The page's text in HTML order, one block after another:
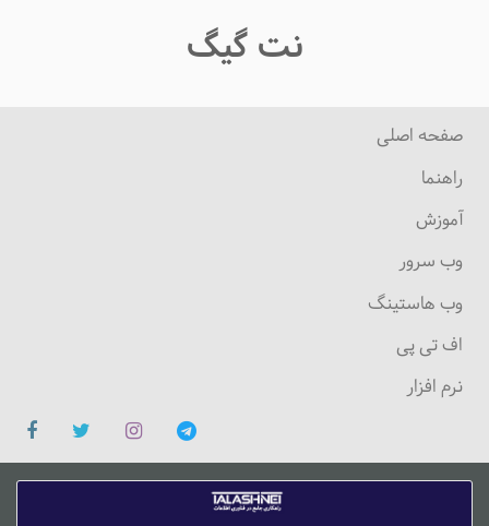
نت گیگ
صفحه اصلی
راهنما
آموزش
وب سرور
وب هاستینگ
اف تی پی
نرم افزار